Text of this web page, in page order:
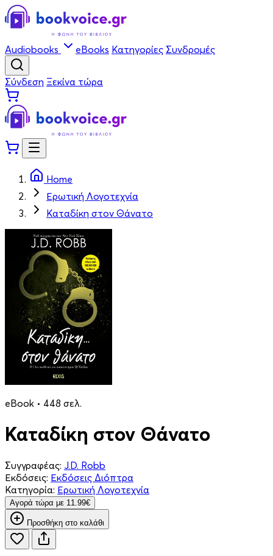
Audiobooks eBooks Κατηγορίες Συνδρομές
Σύνδεση Ξεκίνα τώρα
Home
Ερωτική Λογοτεχνία
Καταδίκη στον Θάνατο
eBook • 448 σελ.
Καταδίκη στον Θάνατο
Συγγραφέας: J.D. Robb
Εκδόσεις: Εκδόσεις Διόπτρα
Κατηγορία: Ερωτική Λογοτεχνία
Aγορά τώρα με 11.99€
Προσθήκη στο καλάθι